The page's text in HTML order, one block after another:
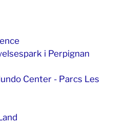
i Perpignan
Center - Parcs Les